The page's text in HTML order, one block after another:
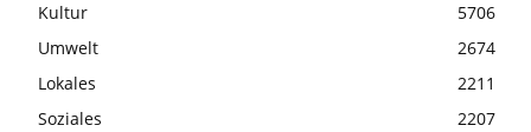
Kultur
5706
Umwelt
2674
Lokales
2211
Soziales
2207